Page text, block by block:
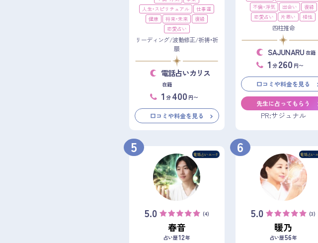
人生・スピリチュアル
仕事運
健康
将来・未来
復縁
恋愛占い
リーディング/波動修正/祈祷・祈
願
電話占いカリス
在籍
1 分 400 円〜
口コミや料金を見る
不倫・浮気
出会い
復縁
恋愛占い
片思い 相性
四柱推命
SAJUNARU 在籍
1 分 260 円〜
口コミや料金を見る
先生に占ってもらう
PR:サジュナル
5
5.0 (4)
春音
占い歴12年
6
5.0 (3)
暖乃
占い歴56年